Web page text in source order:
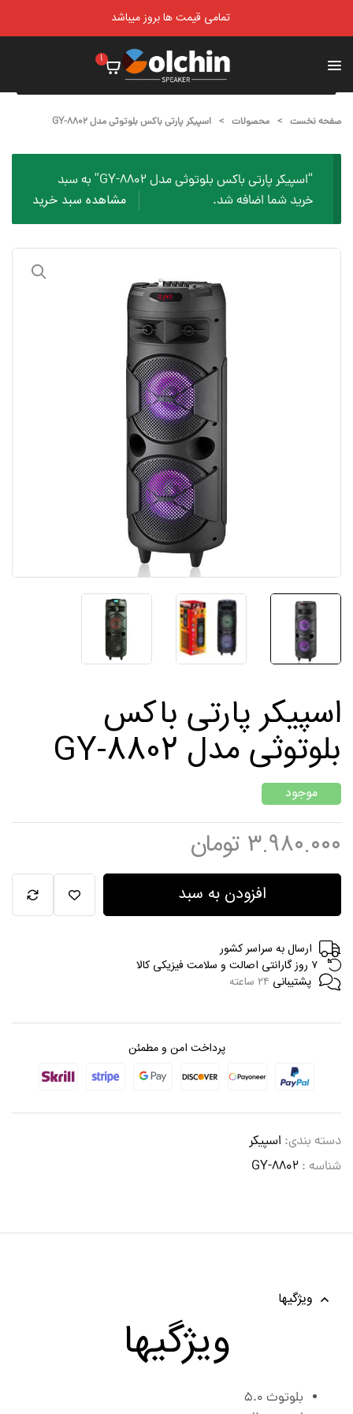
تمامی قیمت ها بروز میباشد
1
صفحه نخست > محصولات > اسپیکر پارتی باکس بلوتوثی مدل GY-8802
“اسپیکر پارتی باکس بلوتوثی مدل GY-8802” به سبد
خرید شما اضافه شد.
مشاهده سبد خرید
اسپیکر پارتی باکس
بلوتوثی مدل GY-8802
موجود
۳.۹۸۰.۰۰۰ تومان
افزودن به سبد
ارسال به سراسر کشور
پشتیبانی
پرداخت امن و مطمئن
دسته بندی: اسپیکر
شناسه : GY-8802
ویژگیها
ویژگیها
بلوتوث ۵.۰